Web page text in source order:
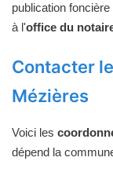
publication
à l'office du
Contacter
Mézières
Voici les
dépend la